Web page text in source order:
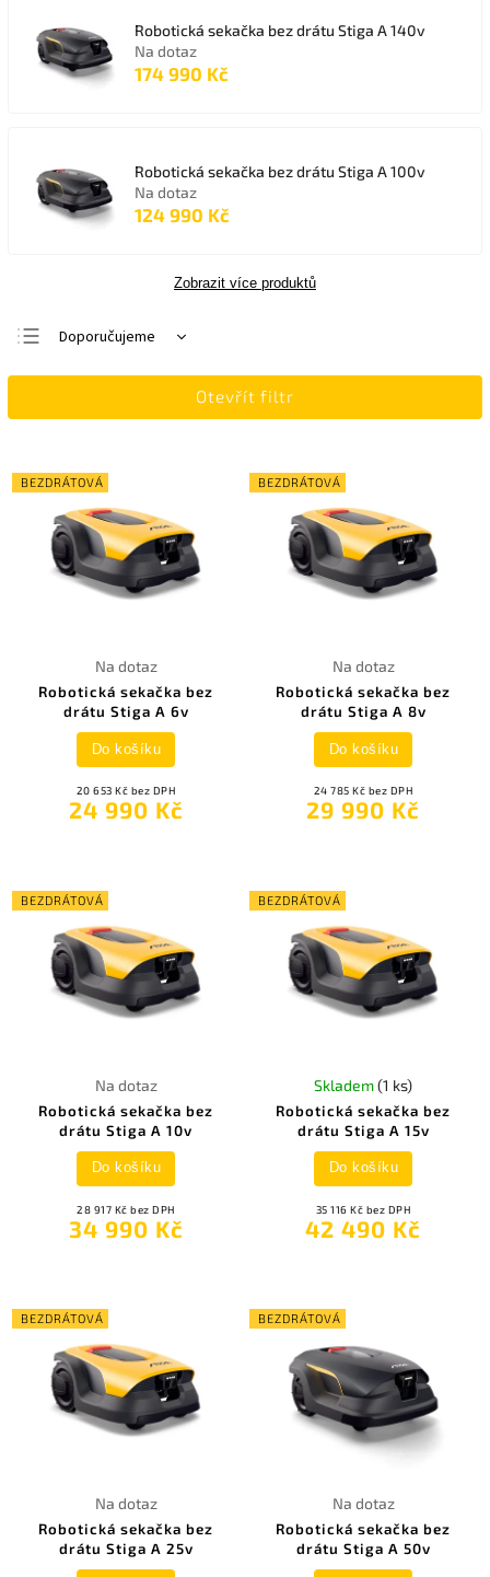
Robotická sekačka bez drátu Stiga A 140v
Na dotaz
174 990 Kč
Robotická sekačka bez drátu Stiga A 100v
Na dotaz
124 990 Kč
Zobrazit více produktů
Doporučujeme
Nejlevnější
Abecedně
Otevřít filtr
BEZDRÁTOVÁ
Robotická sekačka bez
drátu Stiga A 6v
Na dotaz
20 653 Kč bez DPH
24 990 Kč
Do košíku
BEZDRÁTOVÁ
Robotická sekačka bez
drátu Stiga A 8v
Na dotaz
24 785 Kč bez DPH
29 990 Kč
Do košíku
BEZDRÁTOVÁ
Robotická sekačka bez
drátu Stiga A 10v
Na dotaz
28 917 Kč bez DPH
34 990 Kč
Do košíku
BEZDRÁTOVÁ
Robotická sekačka bez
drátu Stiga A 15v
Skladem(1 ks)
35 116 Kč bez DPH
42 490 Kč
Do košíku
BEZDRÁTOVÁ
Robotická sekačka bez
drátu Stiga A 25v
Na dotaz
BEZDRÁTOVÁ
Robotická sekačka bez
drátu Stiga A 50v
Na dotaz